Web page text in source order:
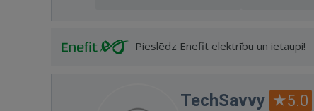
Pieslēdz Enefit elektrību un ietaupi!
TechSavvy 5.0